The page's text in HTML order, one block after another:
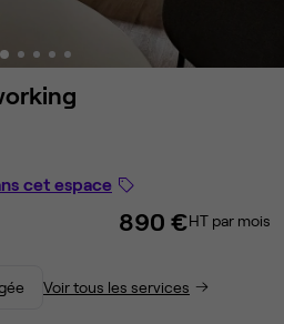
cet espace
890 €HT par mois
Voir tous les services